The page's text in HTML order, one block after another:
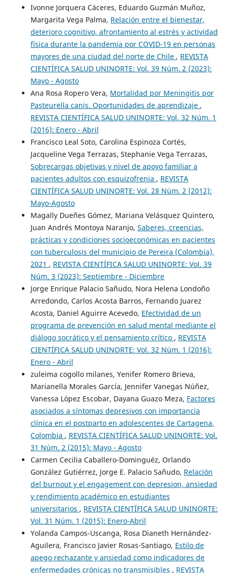
Ivonne Jorquera Cáceres, Eduardo Guzmán Muñoz,
Margarita Vega Palma, Relación entre el bienestar,
deterioro cognitivo, afrontamiento al estrés y actividad
física durante la pandemia por COVID-19 en personas
mayores de una ciudad del norte de Chile , REVISTA
CIENTÍFICA SALUD UNINORTE: Vol. 39 Núm. 2 (2023):
Mayo - Agosto
Ana Rosa Ropero Vera, Mortalidad por Meningitis por
Pasteurella canis. Oportunidades de aprendizaje ,
REVISTA CIENTÍFICA SALUD UNINORTE: Vol. 32 Núm. 1
(2016): Enero - Abril
Francisco Leal Soto, Carolina Espinoza Cortés,
Jacqueline Vega Terrazas, Stephanie Vega Terrazas,
Sobrecargas objetivas y nivel de apoyo familiar a
pacientes adultos con esquizofrenia , REVISTA
CIENTÍFICA SALUD UNINORTE: Vol. 28 Núm. 2 (2012):
Mayo-Agosto
Magally Dueñes Gómez, Mariana Velásquez Quintero,
Juan Andrés Montoya Naranjo, Saberes, creencias,
prácticas y condiciones socioeconómicas en pacientes
con tuberculosis del municipio de Pereira (Colombia),
2021 , REVISTA CIENTÍFICA SALUD UNINORTE: Vol. 39
Núm. 3 (2023): Septiembre - Diciembre
Jorge Enrique Palacio Sañudo, Nora Helena Londoño
Arredondo, Carlos Acosta Barros, Fernando Juarez
Acosta, Daniel Aguirre Acevedo, Efectividad de un
programa de prevención en salud mental mediante el
diálogo socrático y el pensamiento crítico , REVISTA
CIENTÍFICA SALUD UNINORTE: Vol. 32 Núm. 1 (2016):
Enero - Abril
zuleima cogollo milanes, Yenifer Romero Brieva,
Marianella Morales García, Jennifer Vanegas Núñez,
Vanessa López Escobar, Dayana Guazo Meza, Factores
asociados a síntomas depresivos con importancia
clínica en el postparto en adolescentes de Cartagena,
Colombia , REVISTA CIENTÍFICA SALUD UNINORTE: Vol.
31 Núm. 2 (2015): Mayo - Agosto
Carmen Cecilia Caballero-Dominguéz, Orlando
González Gutiérrez, Jorge E. Palacio Sañudo, Relación
del burnout y el engagement con depresion, ansiedad
y rendimiento académico en estudiantes
universitarios , REVISTA CIENTÍFICA SALUD UNINORTE:
Vol. 31 Núm. 1 (2015): Enero-Abril
Yolanda Campos-Uscanga, Rosa Dianeth Hernández-
Aguilera, Francisco Javier Rosas-Santiago, Estilo de
apego rechazante y ansiedad como indicadores de
enfermedades crónicas no transmisibles , REVISTA